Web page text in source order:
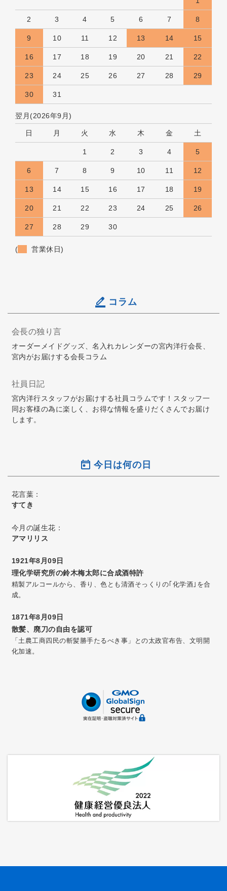
2 3 4 5 6 7 8
9 10 11 12 13 14 15
16 17 18 19 20 21 22
23 24 25 26 27 28 29
30 31
翌月(2026年9月)
日 月 火 水 木 金 土
1 2 3 4 5
6 7 8 9 10 11 12
13 14 15 16 17 18 19
20 21 22 23 24 25 26
27 28 29 30
( 営業休日)
コラム
会長の独り言
オーダーメイドグッズ、名入れカレンダーの宮内洋行会長、
宮内がお届けする会長コラム
社員日記
宮内洋行スタッフがお届けする社員コラムです！スタッフ一
同お客様の為に楽しく、お得な情報を盛りだくさんでお届け
します。
今日は何の日
花言葉：
すてき
今月の誕生花：
アマリリス
1921年8月09日
理化学研究所の鈴木梅太郎に合成酒特許
精製アルコールから、香り、色とも清酒そっくりの｢化学酒｣を合
成。
1871年8月09日
散髪、廃刀の自由を認可
「土農工商四民の斬髪勝手たるべき事」との太政官布告、文明開
化加速。